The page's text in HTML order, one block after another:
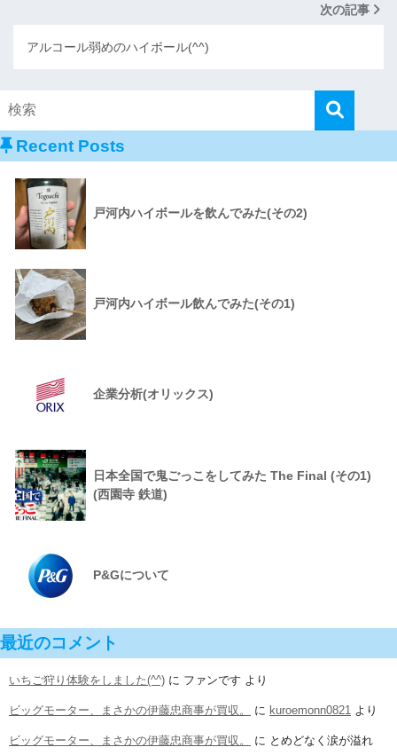
次の記事
アルコール弱めのハイボール(^^)
Recent Posts
戸河内ハイボールを飲んでみた(その2)
戸河内ハイボール飲んでみた(その1)
企業分析(オリックス)
日本全国で鬼ごっこをしてみた The Final (その1)
(西園寺 鉄道)
P&Gについて
最近のコメント
いちご狩り体験をしました(^^) に ファンです より
ビッグモーター、まさかの伊藤忠商事が買収。 に kuroemonn0821 より
ビッグモーター、まさかの伊藤忠商事が買収。 に とめどなく涙が溢れ